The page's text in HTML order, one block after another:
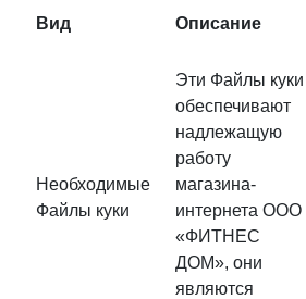
Вид Описание
Необходимые
Файлы куки
Эти Файлы куки
обеспечивают
надлежащую
работу
магазина-
интернета ООО
«ФИТНЕС
ДОМ», они
являются